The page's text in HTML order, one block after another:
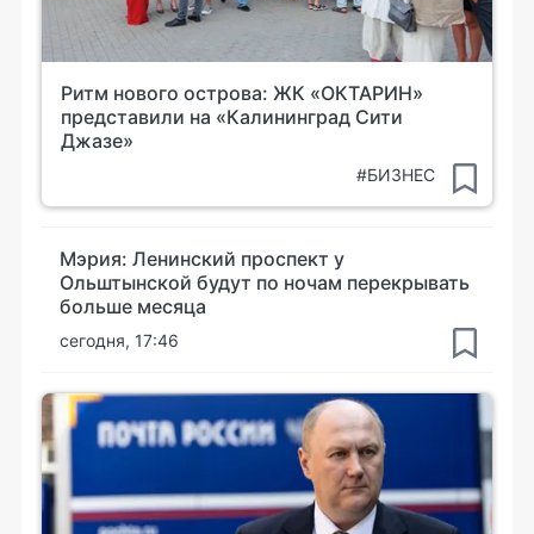
Ритм нового острова: ЖК «ОКТАРИН»
представили на «Калининград Сити
Джазе»
#БИЗНЕС
Мэрия: Ленинский проспект у
Ольштынской будут по ночам перекрывать
больше месяца
сегодня, 17:46